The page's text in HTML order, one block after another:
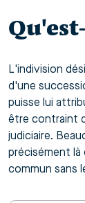
L'indivision
d'une
puisse lui
être contraint
judiciaire.
précisément là
commun sans